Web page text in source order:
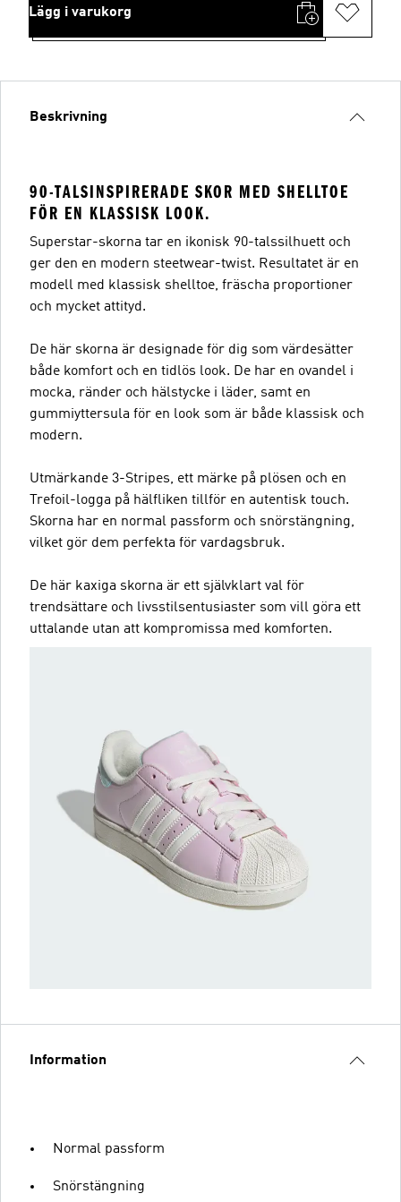
Lägg i varukorg
Beskrivning
90-TALSINSPIRERADE SKOR MED SHELLTOE
FÖR EN KLASSISK LOOK.
Superstar-skorna tar en ikonisk 90-talssilhuett och
ger den en modern steetwear-twist. Resultatet är en
modell med klassisk shelltoe, fräscha proportioner
och mycket attityd.
De här skorna är designade för dig som värdesätter
både komfort och en tidlös look. De har en ovandel i
mocka, ränder och hälstycke i läder, samt en
gummiyttersula för en look som är både klassisk och
modern.
Utmärkande 3-Stripes, ett märke på plösen och en
Trefoil-logga på hälfliken tillför en autentisk touch.
Skorna har en normal passform och snörstängning,
vilket gör dem perfekta för vardagsbruk.
De här kaxiga skorna är ett självklart val för
trendsättare och livsstilsentusiaster som vill göra ett
uttalande utan att kompromissa med komforten.
Information
Normal passform
Snörstängning